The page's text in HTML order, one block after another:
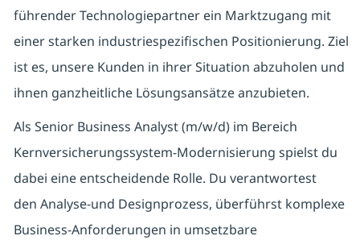
führender Technologiepartner ein Marktzugang mit
einer starken industriespezifischen Positionierung. Ziel
ist es, unsere Kunden in ihrer Situation abzuholen und
ihnen ganzheitliche Lösungsansätze anzubieten.
Als Senior Business Analyst (m/w/d) im Bereich
Kernversicherungssystem‑Modernisierung spielst du
dabei eine entscheidende Rolle. Du verantwortest
den Analyse‑und Designprozess, überführst komplexe
Business‑Anforderungen in umsetzbare